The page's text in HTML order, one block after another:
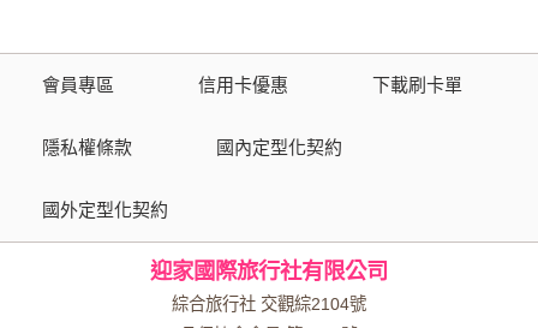
會員專區 信用卡優惠 下載刷卡單
隱私權條款 國內定型化契約
國外定型化契約
迎家國際旅行社有限公司
綜合旅行社 交觀綜2104號